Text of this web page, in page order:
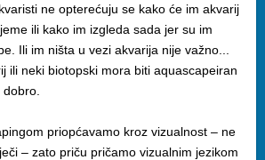
ne opterećuju se kako će im akvarij
ili kako im izgleda sada jer su im
Ili im ništa u vezi akvarija nije važno...
ili neki biotopski mora biti aquascapeiran
priopćavamo kroz vizualnost – ne
– zato priču pričamo vizualnim jezikom